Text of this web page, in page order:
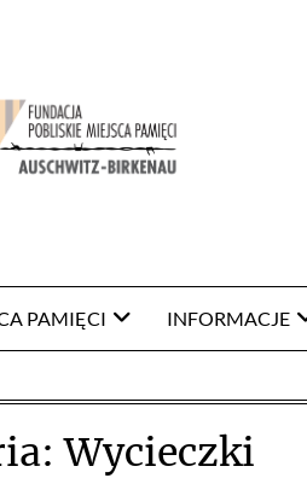
PAMIĘCI INFORMACJE
Wycieczki